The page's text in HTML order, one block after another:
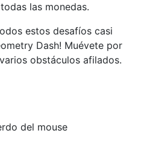
las monedas.
estos desafíos casi
Dash! Muévete por
obstáculos afilados.
del mouse